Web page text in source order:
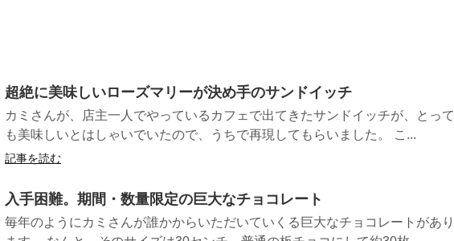
超絶に美味しいローズマリーが決め手のサンドイッチ
カミさんが、店主一人でやっているカフェで出てきたサンドイッチが、とって
も美味しいとはしゃいでいたので、うちで再現してもらいました。 こ...
記事を読む
入手困難。期間・数量限定の巨大なチョコレート
毎年のようにカミさんが誰かからいただいていくる巨大なチョコレートがあり